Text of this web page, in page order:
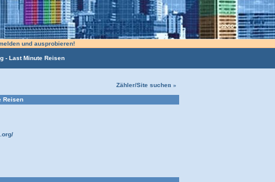
und ausprobieren!
- Last Minute Reisen
Zähler/Site suchen »
Reisen